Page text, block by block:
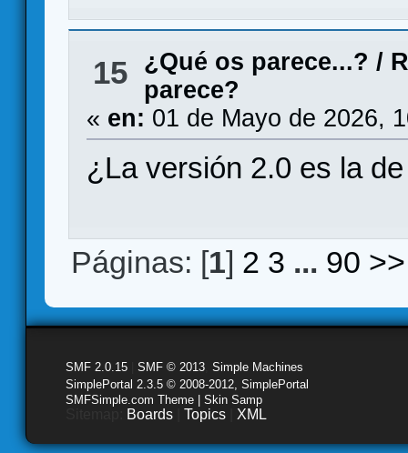
15 ¿Qué os parece...? /
parece?
« en: 01 de Mayo de 2026,
¿La versión 2.0 es la
Páginas: [1] 2 3 ... 90 >>
SMF 2.0.15 SMF © 2013 Simple Machines
SimplePortal 2.3.5 © 2008-2012, SimplePortal
SMFSimple.com Theme | Skin Samp
Boards Topics XML